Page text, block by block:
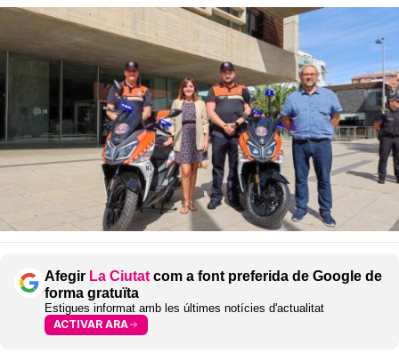
Afegir La Ciutat com a font preferida de Google de
forma gratuïta
Estigues informat amb les últimes notícies d'actualitat
ACTIVAR ARA